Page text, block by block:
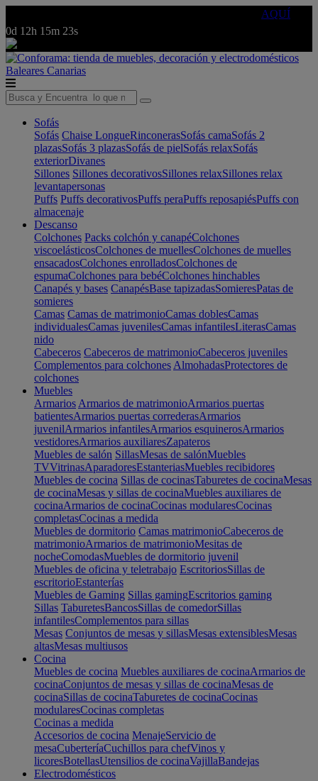
AQUÍ
0d 12h 15m 23s
Baleares Canarias
Sofás
Sofás Chaise LongueRinconerasSofás camaSofás 2
plazasSofás 3 plazasSofás de pielSofás relaxSofás
exteriorDivanes
Sillones Sillones decorativosSillones relaxSillones relax
levantapersonas
Puffs Puffs decorativosPuffs peraPuffs reposapiésPuffs con
almacenaje
Descanso
Colchones Packs colchón y canapéColchones
viscoelásticosColchones de muellesColchones de muelles
ensacadosColchones enrolladosColchones de
espumaColchones para bebéColchones hinchables
Canapés y bases CanapésBase tapizadasSomieresPatas de
somieres
Camas Camas de matrimonioCamas doblesCamas
individualesCamas juvenilesCamas infantilesLiterasCamas
nido
Cabeceros Cabeceros de matrimonioCabeceros juveniles
Complementos para colchones AlmohadasProtectores de
colchones
Muebles
Armarios Armarios de matrimonioArmarios puertas
batientesArmarios puertas correderasArmarios
juvenilArmarios infantilesArmarios esquinerosArmarios
vestidoresArmarios auxiliaresZapateros
Muebles de salón SillasMesas de salónMuebles
TVVitrinasAparadoresEstanteriasMuebles recibidores
Muebles de cocina Sillas de cocinasTaburetes de cocinaMesas
de cocinaMesas y sillas de cocinaMuebles auxiliares de
cocinaArmarios de cocinaCocinas modularesCocinas
completasCocinas a medida
Muebles de dormitorio Camas matrimonioCabeceros de
matrimonioArmarios de matrimonioMesitas de
nocheComodasMuebles de dormitorio juvenil
Muebles de oficina y teletrabajo EscritoriosSillas de
escritorioEstanterías
Muebles de Gaming Sillas gamingEscritorios gaming
Sillas TaburetesBancosSillas de comedorSillas
infantilesComplementos para sillas
Mesas Conjuntos de mesas y sillasMesas extensiblesMesas
altasMesas multiusos
Cocina
Muebles de cocina Muebles auxiliares de cocinaArmarios de
cocinaConjuntos de mesas y sillas de cocinaMesas de
cocinaSillas de cocinaTaburetes de cocinaCocinas
modularesCocinas completas
Cocinas a medida
Accesorios de cocina MenajeServicio de
mesaCuberteríaCuchillos para chefVinos y
licoresBotellasUtensilios de cocinaVajillaBandejas
Electrodomésticos